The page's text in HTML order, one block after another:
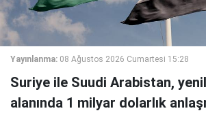
Yayınlanma: 08 Ağustos 2026 Cumartesi 15:28
Suriye ile Suudi Arabistan,
alanında 1 milyar dolarlık